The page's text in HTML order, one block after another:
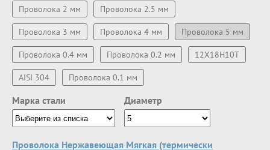
Проволока 2 мм Проволока 2.5 мм
Проволока 3 мм Проволока 4 мм Проволока 5 мм
Проволока 0.4 мм Проволока 0.2 мм 12Х18Н10Т
AISI 304 Проволока 0.1 мм
Марка стали Диаметр
Проволока Нержавеющая Мягкая (термически